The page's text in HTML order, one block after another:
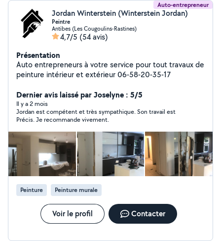
Auto-entrepreneur
Jordan Winterstein (Winterstein Jordan)
Peintre
Antibes (Les Cougoulins-Rastines)
4,7/5 (54 avis)
Présentation
Auto entrepreneurs à votre service pour tout travaux de
peinture intérieur et extérieur 06-58-20-35-17
Dernier avis laissé par Joselyne : 5/5
Il y a 2 mois
Jordan est compétent et très sympathique. Son travail est
Précis. Je recommande vivement.
Peinture Peinture murale
Voir le profil Contacter